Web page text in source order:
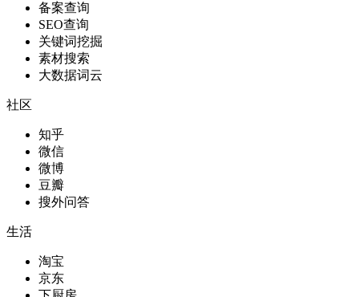
备案查询
SEO查询
关键词挖掘
素材搜索
大数据词云
社区
知乎
微信
微博
豆瓣
搜外问答
生活
淘宝
京东